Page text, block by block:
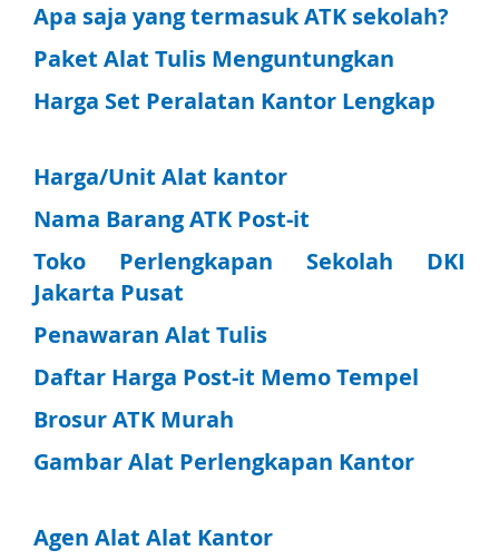
Apa saja yang termasuk ATK sekolah?
Paket Alat Tulis Menguntungkan
Harga Set Peralatan Kantor Lengkap
Harga/Unit Alat kantor
Nama Barang ATK Post-it
Toko Perlengkapan Sekolah DKI
Jakarta Pusat
Penawaran Alat Tulis
Daftar Harga Post-it Memo Tempel
Brosur ATK Murah
Gambar Alat Perlengkapan Kantor
Agen Alat Alat Kantor